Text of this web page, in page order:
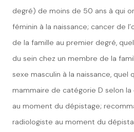
degré) de moins de 50 ans à qui
féminin à la naissance; cancer de
de la famille au premier degré,
du sein chez un membre de la
sexe masculin à la naissance, quel
mammaire de catégorie D selon la
au moment du dépistage;
radiologiste au moment du